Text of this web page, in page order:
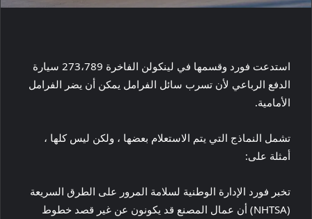
استدعت فورد وقسمها في لينكولن الفاخرة 273،789 سيارة
الدفع الرباعي لأن تسرب سائل الفرامل يمكن أن يضر الفرامل
الأمامية.
تشمل النماذج التي يتم الاستعلام بعضها ، ولكن ليس كلها ،
أمثلة على:
تخبر فورد الإدارة الوطنية لسلامة المرور على الطرق السريعة
(NHTSA) أن عمال المصنع قد يكونون عن غير قصد خطوط